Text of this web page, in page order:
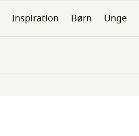
Inspiration Børn Unge